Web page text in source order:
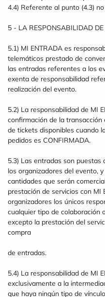
4.4) Referente al punto (4.3)
5 - LA RESPONSABILIDAD
5.1) MI ENTRADA es
telemáticos prestado de
las entradas referentes a los
exenta de responsabilidad
realización del evento.
5.2) La responsabilidad de MI
confirmación de la transacción
de tickets disponibles cuando
pedidos es CONFIRMADA.
5.3) Las entradas son puestas
los organizadores del evento,
cantidades que serán
prestación de servicios con MI
organizadores los únicos
cualquier tipo de colaboración
excepto la prestación del
compra
de entradas.
5.4) La responsabilidad de MI
exclusivamente a la
que haya ningún tipo de